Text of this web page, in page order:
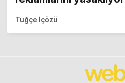
Tuğçe İçözü